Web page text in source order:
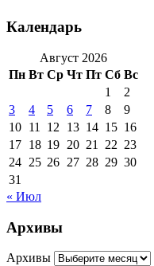
Календарь
Август 2026
Пн Вт Ср Чт Пт Сб Вс
1
2
3
4 5 6 7 8
9
10 11 12 13 14 15 16
17 18 19 20 21 22 23
24 25 26 27 28 29 30
31
« Июл
Архивы
Архивы